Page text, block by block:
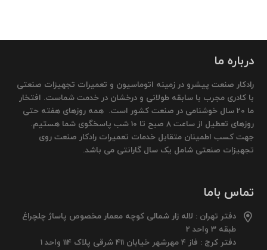
درباره ما
رادکار صنعت پیشرو در زمینه اتوماسیون و تعمیرات تجهیزات صنعتی
با کادری مجرب با سابقه طولانی و درخشان در خدمت شماست. افتخار
ما 20 سال خوشنامی در صنعت کشور است. همه روزهای هفته حتی
روزهای تعطیل از ساعت 8 صبح تا 10 شب پاسخگوی شما هستیم.
جهت کسب اطمینان متقابل خدمات تعمیرات رادکار صنعت روی
تجهیزات صنعتی شامل یک سال گارانتی می باشد.
تماس باما
دفتر تهران : لاله زار شمالی کوچه معمار مخصوص پاساژ چلچراغ
طبقه 3 واحد 2
دفتر کرج : فاز 4 مهرشهر خیابان 411 شرقی پلاک 114 واحد 1